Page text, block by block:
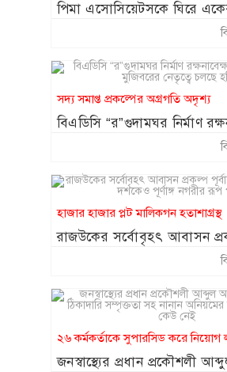
পিমা এসোসিয়েটসকে ঘিরে
সদ্য সমাপ্ত প্রকল্পের অগ্রগতি অদৃশ্য
বিএডিসি “র”গুদামঘর নির্মাণ
প্রকল্পের পিডি মুজিবরের
হাজার হাজার প্লট মালিকগন হতাশাগ্রস্থ
রাজউকের সর্বোবৃহৎ আবাসন
নতুন শহর তিন দশকেও পূর্ণাঙ্গ
২৬ কর্মকর্তাকে সুপারসিড করে নিয়োগ
জনস্বাস্থ্যের প্রধান প্রকৌশলী